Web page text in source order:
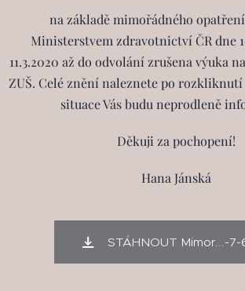
na základě mimořádného
Ministerstvem zdravotnictví ČR dne
11.3.2020 až do odvolání zrušena výuka
ZUŠ. Celé znění naleznete po rozkliknutí
situace Vás budu neprodleně
Děkuji za pochopení!
Hana Jánská
STÁHNOUT Mimor...-